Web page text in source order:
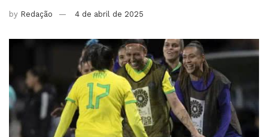
by Redação 4 de abril de 2025